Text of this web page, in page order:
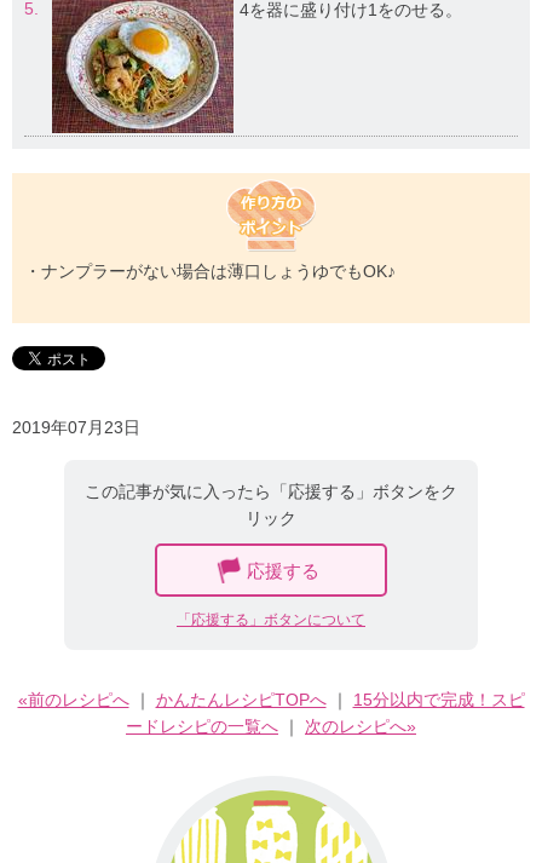
5. 4を器に盛り付け1をのせる。
・ナンプラーがない場合は薄口しょうゆでもOK♪
2019年07月23日
この記事が気に入ったら「応援する」ボタンをク
リック
応援する
「応援する」ボタンについて
«前のレシピへ｜ かんたんレシピTOPへ｜ 15分以内で完成！スピ
ードレシピの一覧へ ｜ 次のレシピへ»